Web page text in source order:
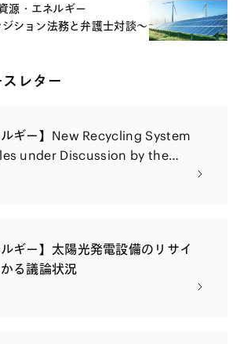
源・エネルギー
ション法務と弁護士対談～
レター
ルギー】New Recycling System
under Discussion by the
ルギー】太陽光発電設備のリサイ
る議論状況